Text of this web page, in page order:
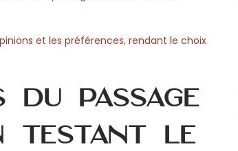
et les préférences, rendant le choix
passage
testant le